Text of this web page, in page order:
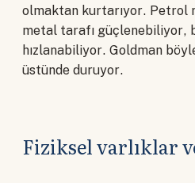
olmaktan kurtarıyor. Petrol
metal tarafı güçlenebiliyor,
hızlanabiliyor. Goldman
üstünde duruyor.
Fiziksel varlıklar